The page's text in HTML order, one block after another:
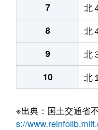
7
北
8
北
9
北
10
北
※出典：国土交通省
s://